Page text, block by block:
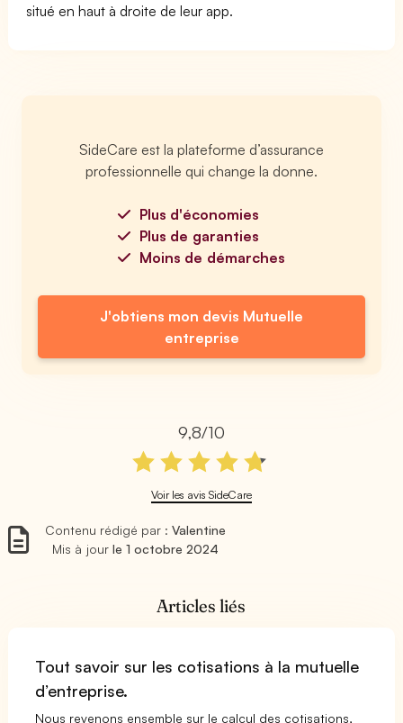
situé en haut à droite de leur app.
SideCare est la plateforme d’assurance
professionnelle qui change la donne.
Plus d'économies
Plus de garanties
Moins de démarches
J'obtiens mon devis Mutuelle
entreprise
9,8/10
Voir les avis SideCare
Contenu rédigé par :Valentine
Mis à jour le 1 octobre 2024
Articles liés
Tout savoir sur les cotisations à la mutuelle
d’entreprise.
Nous revenons ensemble sur le calcul des cotisations,